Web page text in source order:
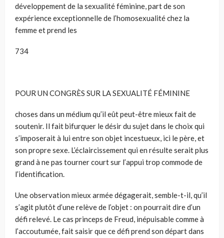
développement de la sexualité féminine, part de son
expérience exceptionnelle de l’homosexualité chez la
femme et prend les
734
POUR UN CONGRÈS SUR LA SEXUALITÉ FÉMININE
choses dans un médium qu’il eût peut-être mieux fait de
soutenir. Il fait bifurquer le désir du sujet dans le choix qui
s’imposerait à lui entre son objet incestueux, ici le père, et
son propre sexe. L’éclaircissement qui en résulte serait plus
grand à ne pas tourner court sur l’appui trop commode de
l’identification.
Une observation mieux armée dégagerait, semble-t-il, qu’il
s’agit plutôt d’une relève de l’objet : on pourrait dire d’un
défi relevé. Le cas princeps de Freud, inépuisable comme à
l’accoutumée, fait saisir que ce défi prend son départ dans